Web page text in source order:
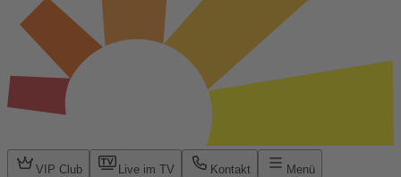
VIP Club Live im TV Kontakt Menü